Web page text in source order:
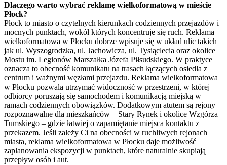
Dlaczego warto wybrać reklamę wielkoformatową w mieście
Płock?
Płock to miasto o czytelnych kierunkach codziennych przejazdów i
mocnych punktach, wokół których koncentruje się ruch. Reklama
wielkoformatowa w Płocku dobrze wpisuje się w układ ulic takich
jak ul. Wyszogrodzka, ul. Jachowicza, ul. Tysiąclecia oraz okolice
Mostu im. Legionów Marszałka Józefa Piłsudskiego. W praktyce
oznacza to obecność komunikatu na trasach łączących osiedla z
centrum i ważnymi węzłami przejazdu. Reklama wielkoformatowa
w Płocku pozwala utrzymać widoczność w przestrzeni, w której
odbiorcy poruszają się samochodem i komunikacją miejską w
ramach codziennych obowiązków. Dodatkowym atutem są rejony
rozpoznawalne dla mieszkańców – Stary Rynek i okolice Wzgórza
Tumskiego – gdzie łatwiej o zapamiętanie miejsca kontaktu z
przekazem. Jeśli zależy Ci na obecności w ruchliwych rejonach
miasta, reklama wielkoformatowa w Płocku daje możliwość
zaplanowania ekspozycji w punktach, które naturalnie skupiają
przepływ osób i aut.